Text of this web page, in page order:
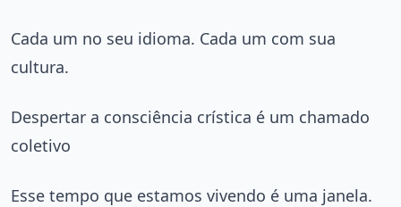
Cada um no seu idioma. Cada um com sua
cultura.
Despertar a consciência crística é um chamado
coletivo
Esse tempo que estamos vivendo é uma janela.